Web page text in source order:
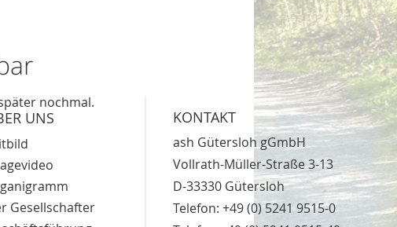
nochmal.
KONTAKT
ash Gütersloh gGmbH
Vollrath-Müller-Straße 3-13
D-33330 Gütersloh
Telefon: +49 (0) 5241 9515-0
UNS
Gesellschafter